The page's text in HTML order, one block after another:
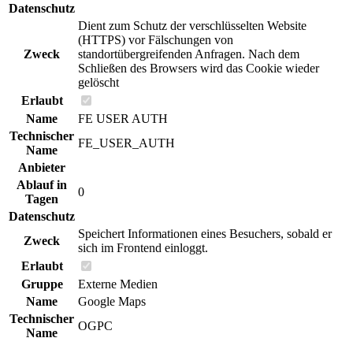
Datenschutz
Zweck
Dient zum Schutz der verschlüsselten Website
(HTTPS) vor Fälschungen von
standortübergreifenden Anfragen. Nach dem
Schließen des Browsers wird das Cookie wieder
gelöscht
Erlaubt
Name
FE USER AUTH
Technischer
Name
FE_USER_AUTH
Anbieter
Ablauf in
Tagen
0
Datenschutz
Zweck
Speichert Informationen eines Besuchers, sobald er
sich im Frontend einloggt.
Erlaubt
Gruppe
Externe Medien
Name
Google Maps
Technischer
Name
OGPC